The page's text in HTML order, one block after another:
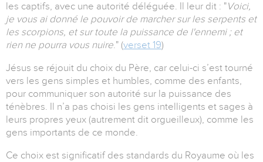
les captifs, avec une autorité déléguée.
Il leur dit : "Voici,
je vous ai donné le pouvoir de marcher sur les serpents et
les scorpions, et sur toute la puissance de l'ennemi ; et
rien ne pourra vous nuire." (verset 19)
Jésus se réjouit du choix du Père, car celui-ci s’est tourné
vers les gens simples et humbles, comme des enfants,
pour communiquer son autorité sur la puissance des
ténèbres.
Il n’a pas choisi les gens intelligents et sages à
leurs propres yeux (autrement dit orgueilleux), comme les
gens importants de ce monde.
Ce choix est significatif des standards du Royaume où les